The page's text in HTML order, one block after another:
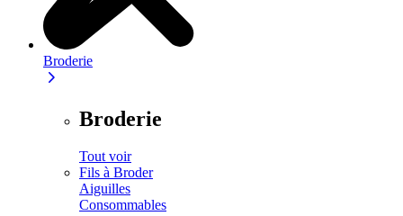
Broderie
Broderie
Tout voir
Fils à Broder
Aiguilles
Consommables